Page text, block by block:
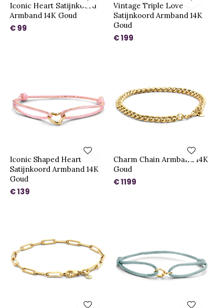
Iconic Heart Satijnkoord
Armband 14K Goud
€ 99
Vintage Triple Love
Satijnkoord Armband 14K
Goud
€ 199
Iconic Shaped Heart
Satijnkoord Armband 14K
Goud
€ 139
Charm Chain Armband 14K
Goud
€ 1199